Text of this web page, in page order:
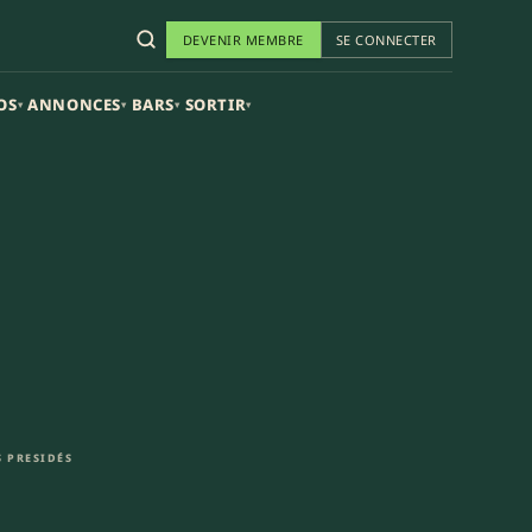
DEVENIR MEMBRE SE CONNECTER
▾ ANNONCES▾ BARS▾ SORTIR▾
PRESIDÉS